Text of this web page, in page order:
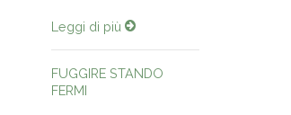
Leggi di più
FUGGIRE STANDO
FERMI